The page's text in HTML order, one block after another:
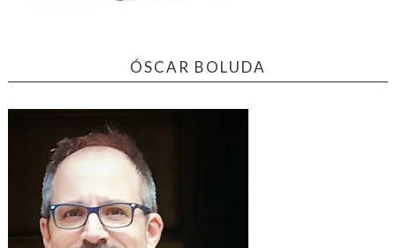
ÓSCAR BOLUDA